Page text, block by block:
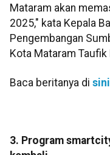
Mataram akan
2025," kata Kepala
Pengembangan
Kota Mataram
Baca beritanya di sini
3. Program